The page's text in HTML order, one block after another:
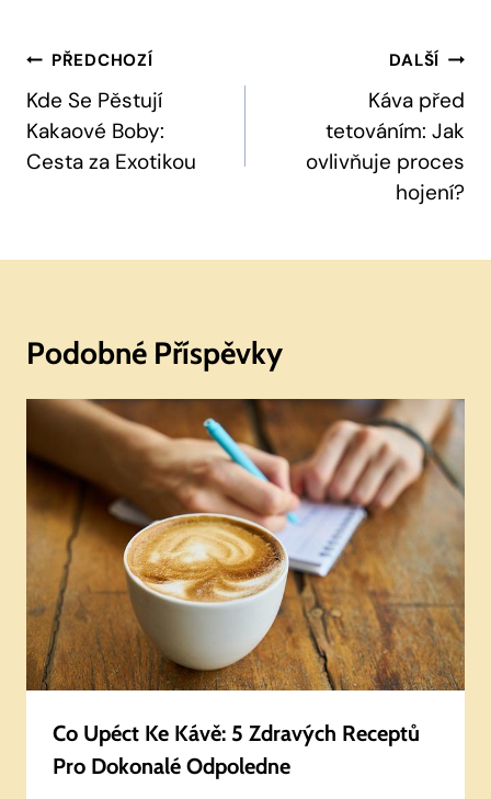
Navigace
Pro
Příspěvek
PŘEDCHOZÍ
Kde Se Pěstují
Kakaové Boby:
Cesta za Exotikou
DALŠÍ
Káva před
tetováním: Jak
ovlivňuje proces
hojení?
Podobné Příspěvky
Co Upéct Ke Kávě: 5 Zdravých Receptů
Pro Dokonalé Odpoledne